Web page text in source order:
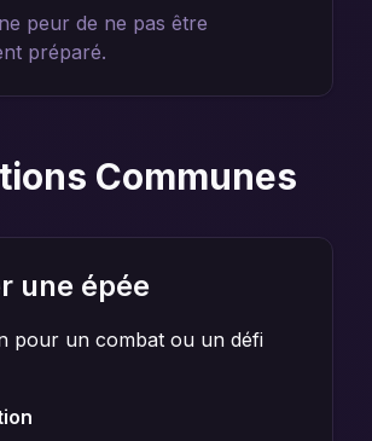
peur de ne pas être
préparé.
Communes
une épée
pour un combat ou un défi